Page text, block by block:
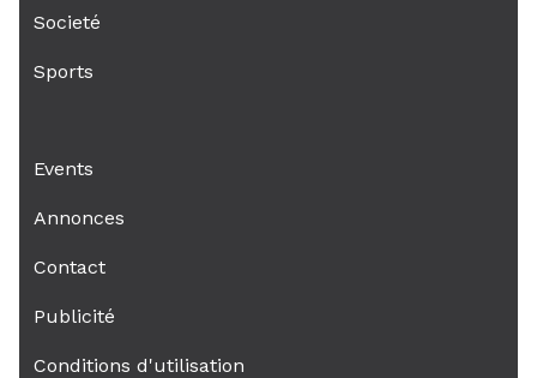
Societé
Sports
Events
Annonces
Contact
Publicité
Conditions d'utilisation